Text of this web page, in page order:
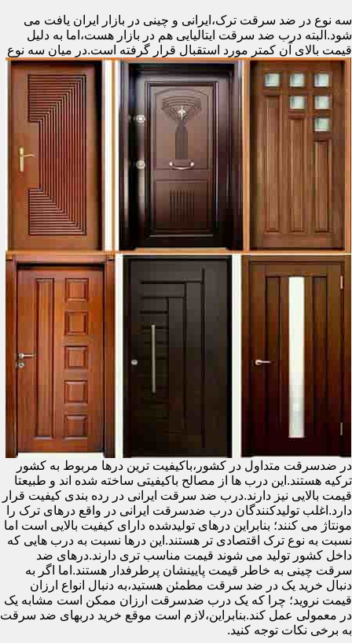
سه نوع در ضد سرقت ترک،ایرانی و چینی در بازار ایران یافت می
شود.البته درب ضد سرقت ایتالیایی هم در بازار هست،اما به دلیل
قیمت بالای آن کمتر مورد استقبال قرار گرفته است.در میان سه نوع
در ضدسرقت متداول در کشور،باکیفیت ترین درها مربوط به کشور
ترکیه هستند.این درب ها از مصالح باکیفیتی ساخته شده اند و طبیعتا
قیمت بالایی نیز دارند.درب ضد سرقت ایرانی در رده بندی کیفیت قرار
دارد.اغلب تولیدکنندگان درب ضدسرقت ایرانی در واقع درهای ترک را
مونتاژ می کنند؛ بنابراین درهای تولیدشده دارای کیفیت بالایی است اما
نسبت به نوع ترک اقتصادی تر هستند.این درها نسبت به درب هایی که
داخل کشور تولید می شوند قیمت مناسب تری دارند.درهای ضد
سرقت چینی به خاطر قیمت پایینشان پرطرفدار هستند.اما اگر به
دنبال خرید یک در ضد سرقت مطمئن هستید،به دنبال انواع ارزان
قیمت نروید؛ چرا که یک درب ضدسرقت ارزان ممکن است مشابه یک
در معمولی عمل کند.بنابراین،لازم است موقع خرید دربهای ضد سرقت
به برخی نکات توجه کنید.